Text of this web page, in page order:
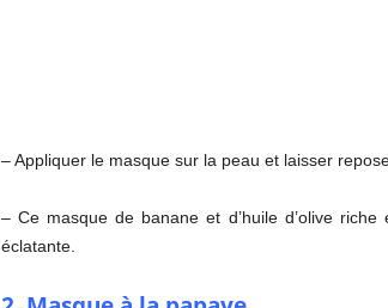
– Appliquer le masque sur la peau et laisser
– Ce masque de banane et d’huile d’olive
éclatante.